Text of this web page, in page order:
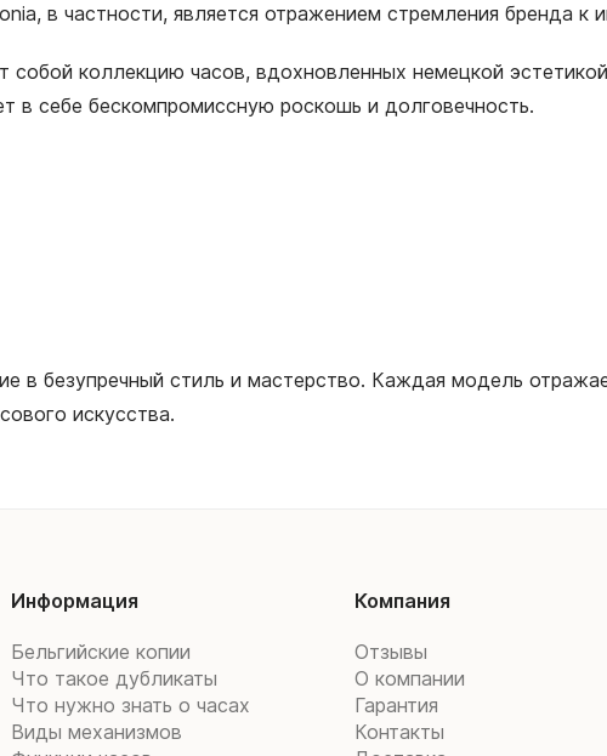
в частности, является отражением стремления бренда к
коллекцию часов, вдохновленных немецкой
себе бескомпромиссную роскошь и долговечность.
в безупречный стиль и мастерство. Каждая модель
искусства.
Информация
Бельгийские копии
Что такое дубликаты
Что нужно знать о часах
Виды механизмов
Компания
Отзывы
О компании
Гарантия
Контакты